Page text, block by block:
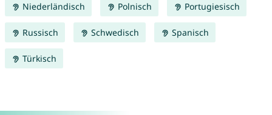
Niederländisch Polnisch Portugiesisch
Russisch Schwedisch Spanisch
Türkisch